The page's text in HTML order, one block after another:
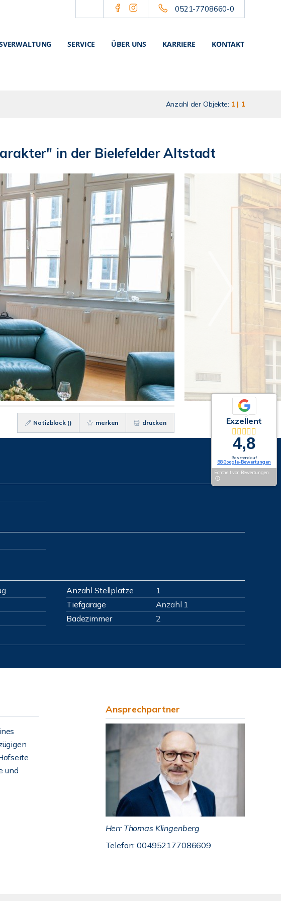
0521-7708660-0
SERVICE ÜBER UNS KARRIERE KONTAKT
Anzahl der Objekte: 1 | 1
in der Bielefelder Altstadt
Notizblock () merken drucken
Anzahl Stellplätze
1
Tiefgarage
Anzahl 1
Badezimmer
2
und
Ansprechpartner
Herr Thomas Klingenberg
Telefon: 004952177086609
Exzellent
4,8
Basierend auf
88 Google-Bewertungen
Echtheit von Bewertungen